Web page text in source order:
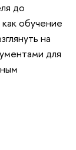
до
обучение
на
для